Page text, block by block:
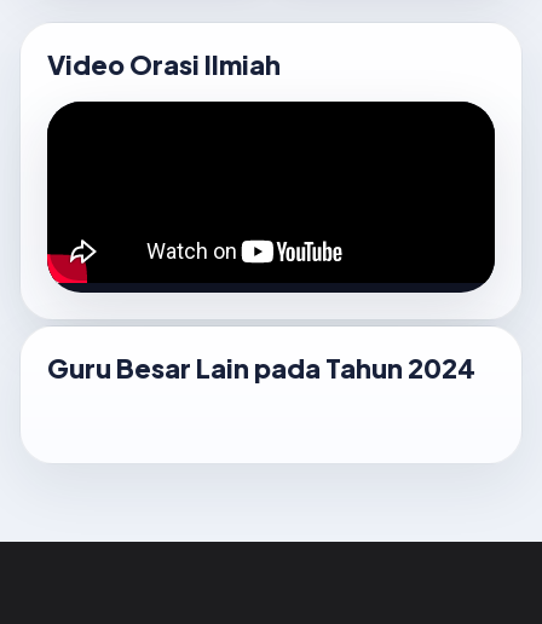
Video Orasi Ilmiah
Guru Besar Lain pada Tahun 2024